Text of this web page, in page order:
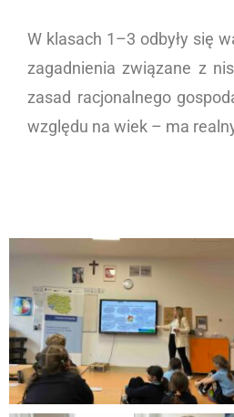
W klasach 1–3 odbyły się
zagadnienia związane z
zasad racjonalnego
względu na wiek – ma